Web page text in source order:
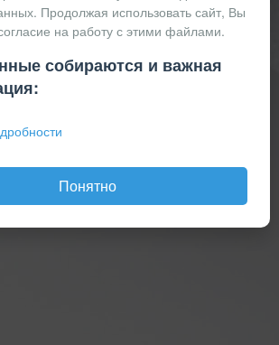
Продолжая использовать сайт, Вы
на работу с этими файлами.
собираются и важная
Понятно